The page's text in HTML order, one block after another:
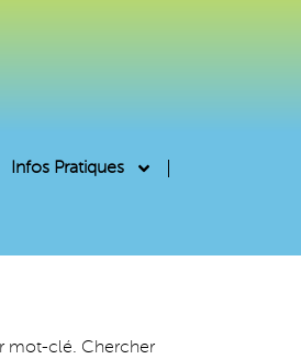
Infos Pratiques
mot-clé. Chercher